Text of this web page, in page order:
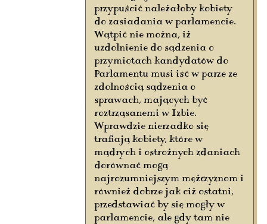
przypuścić należałoby kobiety
do zasiadania w parlamencie.
Wątpić nie można, iż
uzdolnienie do sądzenia o
przymiotach kandydatów do
Parlamentu musi iść w parze ze
zdolnością sądzenia o
sprawach, mających być
roztrząsanemi w Izbie.
Wprawdzie nierzadko się
trafiają kobiety, które w
mądrych i ostrożnych zdaniach
dorównać mogą
najrozumniejszym mężczyznom i
również dobrze jak ciż ostatni,
przedstawiać by się mogły w
parlamencie, ale gdy tam nie